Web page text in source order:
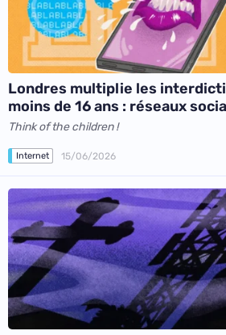
Londres multiplie les
moins de 16 ans : réseaux
Think of the children !
Internet 15/06/2026